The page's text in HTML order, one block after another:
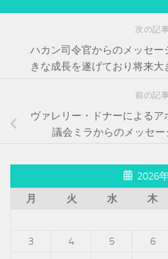
次の記事
ハカン司令官からのメッセ
きな成長を遂げており将来大
前の記事
ヴァレリー・ドナーによる
議会ミラからのメッセ
2026
月
火 水 木
3
4 5 6